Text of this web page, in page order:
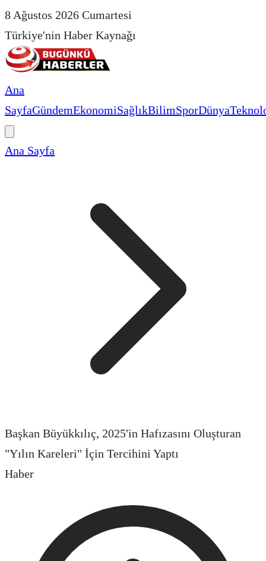
8 Ağustos 2026 Cumartesi
Türkiye'nin Haber Kaynağı
Ana
SayfaGündemEkonomiSağlıkBilimSporDünya
Ana Sayfa
Başkan Büyükkılıç, 2025'in Hafızasını Oluşturan
"Yılın Kareleri" İçin Tercihini Yaptı
Haber